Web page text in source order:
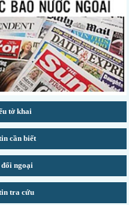
tờ khai
cần biết
ngoại
tra cứu